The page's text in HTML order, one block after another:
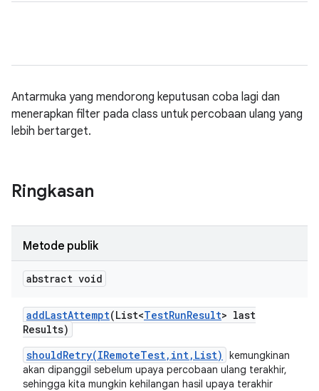
Antarmuka yang mendorong keputusan coba lagi dan
menerapkan filter pada class untuk percobaan ulang yang
lebih bertarget.
Ringkasan
Metode publik
abstract void
addLastAttempt(List<TestRunResult> last
Results)
shouldRetry(IRemoteTest,int,List)
kemungkinan
akan dipanggil sebelum upaya percobaan ulang terakhir,
sehingga kita mungkin kehilangan hasil upaya terakhir